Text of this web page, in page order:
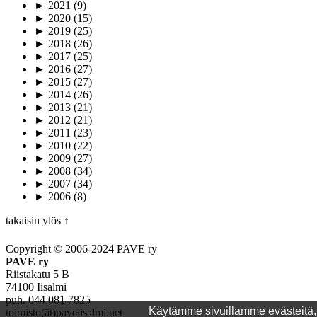
► 2021 (9)
► 2020 (15)
► 2019 (25)
► 2018 (26)
► 2017 (25)
► 2016 (27)
► 2015 (27)
► 2014 (26)
► 2013 (21)
► 2012 (21)
► 2011 (23)
► 2010 (22)
► 2009 (27)
► 2008 (34)
► 2007 (34)
► 2006 (8)
takaisin ylös ↑
Copyright © 2006-2024 PAVE ry
PAVE ry
Riistakatu 5 B
74100 Iisalmi
puh. 044 081 7825
toimisto(ät)paveiisalmi.net
Käytämme sivuillamme